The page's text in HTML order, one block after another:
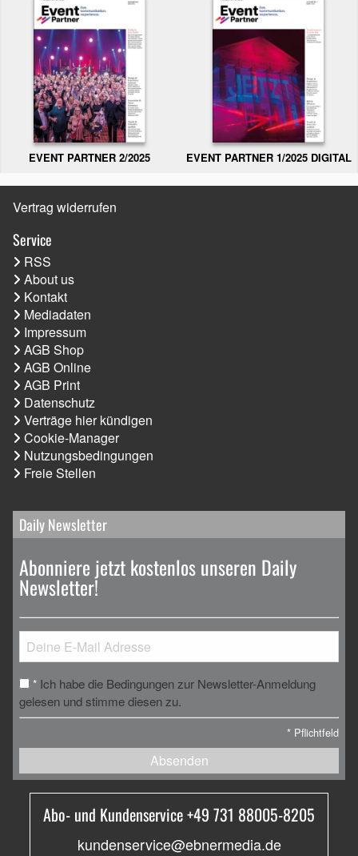
EVENT PARTNER 2/2025 EVENT PARTNER 1/2025 DIGITAL
Vertrag widerrufen
Service
RSS
About us
Kontakt
Mediadaten
Impressum
AGB Shop
AGB Online
AGB Print
Datenschutz
Verträge hier kündigen
Cookie-Manager
Nutzungsbedingungen
Freie Stellen
Daily Newsletter
Abonniere jetzt kostenlos unseren Daily
Newsletter!
* Ich habe die Bedingungen zur Newsletter-Anmeldung
gelesen und stimme diesen zu.
* Pflichtfeld
Absenden
Abo- und Kundenservice +49 731 88005-8205
kundenservice@ebnermedia.de